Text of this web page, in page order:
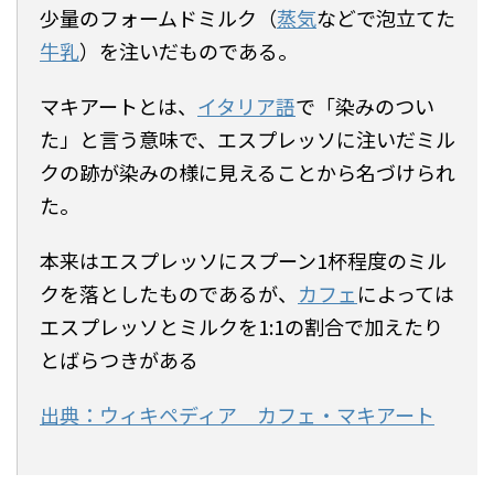
少量のフォームドミルク（蒸気などで泡立てた
牛乳）を注いだものである。
マキアートとは、 イタリア語で「染みのつい
た」と言う意味で、エスプレッソに注いだミル
クの跡が染みの様に見えることから名づけられ
た。
本来はエスプレッソにスプーン1杯程度のミル
クを落としたものであるが、 カフェによっては
エスプレッソとミルクを1:1の割合で加えたり
とばらつきがある
出典：ウィキペディア カフェ・マキアート